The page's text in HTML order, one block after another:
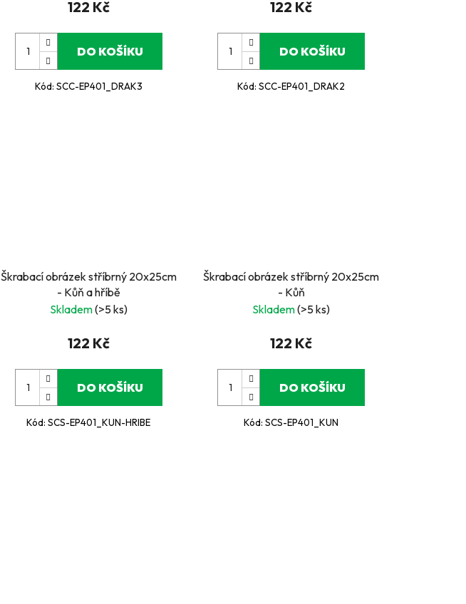
122 Kč
DO KOŠÍKU
Kód: SCC-EP401_DRAK3
122 Kč
DO KOŠÍKU
Kód:SCC-EP401_DRAK2
Škrabací obrázek stříbrný 20x25cm
- Kůň a hříbě
Skladem(>5 ks)
122 Kč
DO KOŠÍKU
Kód:SCS-EP401_KUN-HRIBE
Škrabací obrázek stříbrný 20x25cm
- Kůň
Skladem(>5 ks)
122 Kč
DO KOŠÍKU
Kód:SCS-EP401_KUN